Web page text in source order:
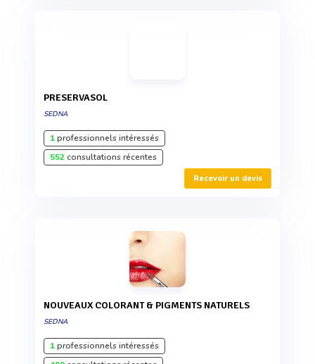
PRESERVASOL
SEDNA
1professionnels intéressés
552consultations récentes
Recevoir un devis
NOUVEAUX COLORANT & PIGMENTS NATURELS
SEDNA
1professionnels intéressés